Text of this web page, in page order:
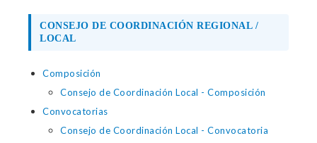
CONSEJO DE COORDINACIÓN REGIONAL /
LOCAL
Composición
Consejo de Coordinación Local - Composición
Convocatorias
Consejo de Coordinación Local - Convocatoria